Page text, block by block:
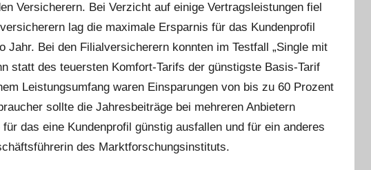
Versicherern. Bei Verzicht auf einige Vertragsleistungen fiel
lag die maximale Ersparnis für das Kundenprofil
Jahr. Bei den Filialversicherern konnten im Testfall „Single mit
statt des teuersten Komfort-Tarifs der günstigste Basis-Tarif
Leistungsumfang waren Einsparungen von bis zu 60 Prozent
sollte die Jahresbeiträge bei mehreren Anbietern
das eine Kundenprofil günstig ausfallen und für ein anderes
des Marktforschungsinstituts.